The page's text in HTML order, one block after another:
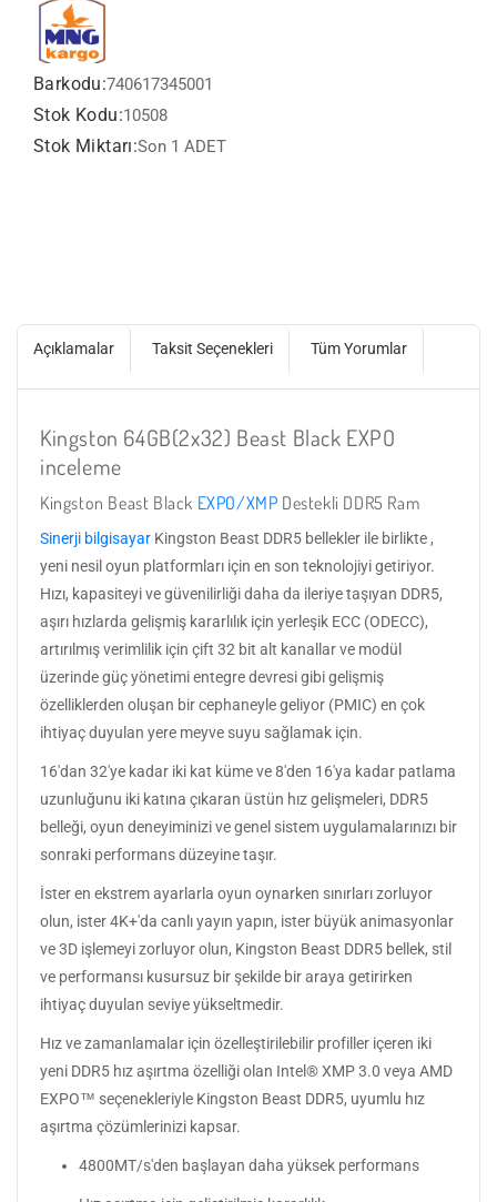
Barkodu:740617345001
Stok Kodu:10508
Stok Miktarı:Son 1 ADET
Açıklamalar Taksit Seçenekleri Tüm Yorumlar
Kingston 64GB(2x32) Beast Black EXPO
inceleme
Kingston Beast Black EXPO/XMP Destekli DDR5 Ram
Sinerji bilgisayar Kingston Beast DDR5 bellekler ile birlikte ,
yeni nesil oyun platformları için en son teknolojiyi getiriyor.
Hızı, kapasiteyi ve güvenilirliği daha da ileriye taşıyan DDR5,
aşırı hızlarda gelişmiş kararlılık için yerleşik ECC (ODECC),
artırılmış verimlilik için çift 32 bit alt kanallar ve modül
üzerinde güç yönetimi entegre devresi gibi gelişmiş
özelliklerden oluşan bir cephaneyle geliyor (PMIC) en çok
ihtiyaç duyulan yere meyve suyu sağlamak için.
16'dan 32'ye kadar iki kat küme ve 8'den 16'ya kadar patlama
uzunluğunu iki katına çıkaran üstün hız gelişmeleri, DDR5
belleği, oyun deneyiminizi ve genel sistem uygulamalarınızı bir
sonraki performans düzeyine taşır.
İster en ekstrem ayarlarla oyun oynarken sınırları zorluyor
olun, ister 4K+'da canlı yayın yapın, ister büyük animasyonlar
ve 3D işlemeyi zorluyor olun, Kingston Beast DDR5 bellek, stil
ve performansı kusursuz bir şekilde bir araya getirirken
ihtiyaç duyulan seviye yükseltmedir.
Hız ve zamanlamalar için özelleştirilebilir profiller içeren iki
yeni DDR5 hız aşırtma özelliği olan Intel® XMP 3.0 veya AMD
EXPO™ seçenekleriyle Kingston Beast DDR5, uyumlu hız
aşırtma çözümlerinizi kapsar.
4800MT/s'den başlayan daha yüksek performans